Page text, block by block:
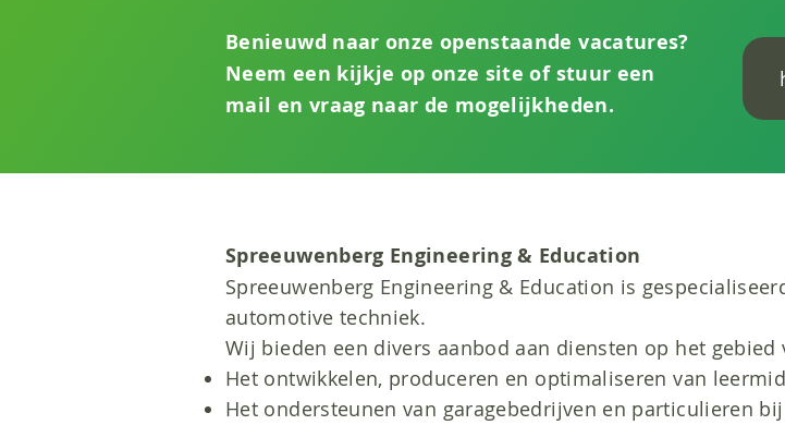
Benieuwd naar onze openstaande vacatures?
Neem een kijkje op onze site of stuur een
mail en vraag naar de mogelijkheden.
Spreeuwenberg Engineering & Education
Spreeuwenberg Engineering & Education is
automotive techniek.
Wij bieden een divers aanbod aan diensten op het gebied
Het ontwikkelen, produceren en optimaliseren van
Het ondersteunen van garagebedrijven en particulieren